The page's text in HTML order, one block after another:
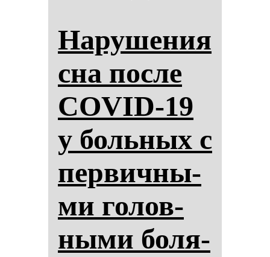
На­ру­ше­ния
сна пос­ле
COVID-19
у боль­ных с
пер­вич­ны­
ми го­лов­
ны­ми бо­ля­